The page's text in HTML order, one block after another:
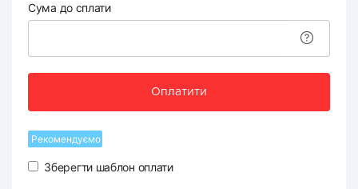
Сума до сплати
Оплатити
Рекомендуємо
Зберегти шаблон оплати